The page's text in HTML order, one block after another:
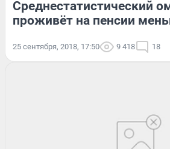
Среднестатистический
проживёт на пенсии
25 сентября, 2018, 17:50 9 418 18